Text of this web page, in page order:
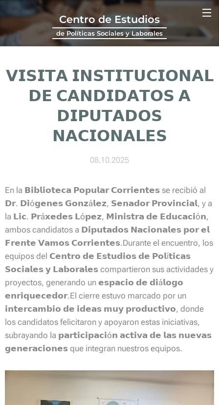
Centro de Estudios
de Políticas Sociales y Laborales
𝗩𝗜𝗦𝗜𝗧𝗔 𝗜𝗡𝗦𝗧𝗜𝗧𝗨𝗖𝗜𝗢𝗡𝗔𝗟
𝗗𝗘 𝗖𝗔𝗡𝗗𝗜𝗗𝗔𝗧𝗢𝗦 𝗔
𝗗𝗜𝗣𝗨𝗧𝗔𝗗𝗢𝗦
𝗡𝗔𝗖𝗜𝗢𝗡𝗔𝗟𝗘𝗦
08.10.2025
En la 𝗕𝗶𝗯𝗹𝗶𝗼𝘁𝗲𝗰𝗮 𝗣𝗼𝗽𝘂𝗹𝗮𝗿 𝗖𝗼𝗿𝗿𝗶𝗲𝗻𝘁𝗲𝘀 se recibió al
𝗗𝗿. 𝗗𝗶ó𝗴𝗲𝗻𝗲𝘀 𝗚𝗼𝗻𝘇á𝗹𝗲𝘇, 𝗦𝗲𝗻𝗮𝗱𝗼𝗿 𝗣𝗿𝗼𝘃𝗶𝗻𝗰𝗶𝗮𝗹, y a
la 𝗟𝗶𝗰. 𝗣𝗿á𝘅𝗲𝗱𝗲𝘀 𝗟ó𝗽𝗲𝘇, 𝗠𝗶𝗻𝗶𝘀𝘁𝗿𝗮 𝗱𝗲 𝗘𝗱𝘂𝗰𝗮𝗰𝗶ó𝗻,
ambos candidatos a 𝗗𝗶𝗽𝘂𝘁𝗮𝗱𝗼𝘀 𝗡𝗮𝗰𝗶𝗼𝗻𝗮𝗹𝗲𝘀 𝗽𝗼𝗿 𝗲𝗹
𝗙𝗿𝗲𝗻𝘁𝗲 𝗩𝗮𝗺𝗼𝘀 𝗖𝗼𝗿𝗿𝗶𝗲𝗻𝘁𝗲𝘀.Durante el encuentro, los
equipos del 𝗖𝗲𝗻𝘁𝗿𝗼 𝗱𝗲 𝗘𝘀𝘁𝘂𝗱𝗶𝗼𝘀 𝗱𝗲 𝗣𝗼𝗹í𝘁𝗶𝗰𝗮𝘀
𝗦𝗼𝗰𝗶𝗮𝗹𝗲𝘀 𝘆 𝗟𝗮𝗯𝗼𝗿𝗮𝗹𝗲𝘀 compartieron sus actividades y
proyectos, generando un 𝗲𝘀𝗽𝗮𝗰𝗶𝗼 𝗱𝗲 𝗱𝗶á𝗹𝗼𝗴𝗼
𝗲𝗻𝗿𝗶𝗾𝘂𝗲𝗰𝗲𝗱𝗼𝗿.El cierre estuvo marcado por un
𝗶𝗻𝘁𝗲𝗿𝗰𝗮𝗺𝗯𝗶𝗼 𝗱𝗲 𝗶𝗱𝗲𝗮𝘀 𝗺𝘂𝘆 𝗽𝗿𝗼𝗱𝘂𝗰𝘁𝗶𝘃𝗼, donde
los candidatos felicitaron y apoyaron estas iniciativas,
subrayando la 𝗽𝗮𝗿𝘁𝗶𝗰𝗶𝗽𝗮𝗰𝗶ó𝗻 𝗮𝗰𝘁𝗶𝘃𝗮 𝗱𝗲 𝗹𝗮𝘀 𝗻𝘂𝗲𝘃𝗮𝘀
𝗴𝗲𝗻𝗲𝗿𝗮𝗰𝗶𝗼𝗻𝗲𝘀 que integran nuestros equipos.